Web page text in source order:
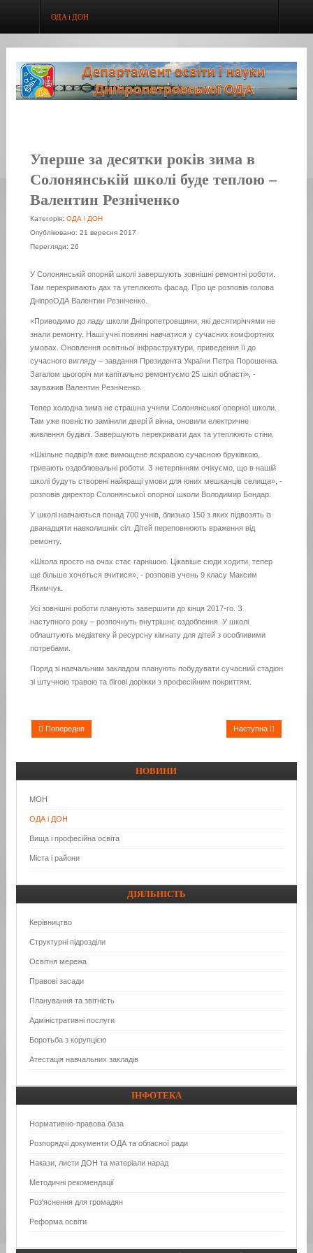
ОДА і ДОН
Уперше за десятки років зима в
Солонянській школі буде теплою –
Валентин Резніченко
Категорія: ОДА і ДОН
Опубліковано: 21 вересня 2017
Перегляди: 26
У Солонянській опорній школі завершують зовнішні ремонтні роботи.
Там перекривають дах та утеплюють фасад. Про це розповів голова
ДніпроОДА Валентин Резніченко.
«Приводимо до ладу школи Дніпропетровщини, які десятиріччями не
знали ремонту. Наші учні повинні навчатися у сучасних комфортних
умовах. Оновлення освітньої інфраструктури, приведення її до
сучасного вигляду – завдання Президента України Петра Порошенка.
Загалом цьогоріч ми капітально ремонтуємо 25 шкіл області», -
зауважив Валентин Резніченко.
Тепер холодна зима не страшна учням Солонянської опорної школи.
Там уже повністю замінили двері й вікна, оновили електричне
живлення будівлі. Завершують перекривати дах та утеплюють стіни.
«Шкільне подвір’я вже вимощене яскравою сучасною бруківкою,
тривають оздоблювальні роботи. З нетерпінням очікуємо, що в нашій
школі будуть створені найкращі умови для юних мешканців селища», -
розповів директор Солонянської опорної школи Володимир Бондар.
У школі навчаються понад 700 учнів, близько 150 з яких підвозять із
дванадцяти навколишніх сіл. Дітей переповнюють враження від
ремонту.
«Школа просто на очах стає гарнішою. Цікавіше сюди ходити, тепер
ще більше хочеться вчитися», - розповів учень 9 класу Максим
Якимчук.
Усі зовнішні роботи планують завершити до кінця 2017-го. З
наступного року – розпочнуть внутрішнє оздоблення. У школі
облаштують медіатеку й ресурсну кімнату для дітей з особливими
потребами.
Поряд зі навчальним закладом планують побудувати сучасний стадіон
зі штучною травою та бігові доріжки з професійним покриттям.
Попередня Наступна
НОВИНИ
МОН
ОДА і ДОН
Вища і професійна освіта
Міста і райони
ДІЯЛЬНІСТЬ
Керівництво
Структурні підрозділи
Освітня мережа
Правові засади
Планування та звітність
Адміністративні послуги
Боротьба з корупцією
Атестація навчальних закладів
ІНФОТЕКА
Нормативно-правова база
Розпорядчі документи ОДА та обласної ради
Накази, листи ДОН та матеріали нарад
Методичні рекомендації
Роз'яснення для громадян
Реформа освіти